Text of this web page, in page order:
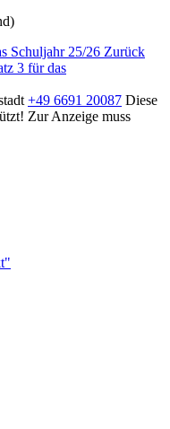
Schuljahr 25/26 Zurück
3 für das
+49 6691 20087 Diese
Zur Anzeige muss